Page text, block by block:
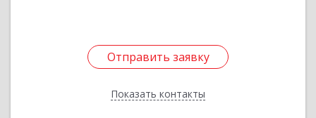
Отправить заявку
Показать контакты
Отправить заявку
Назад